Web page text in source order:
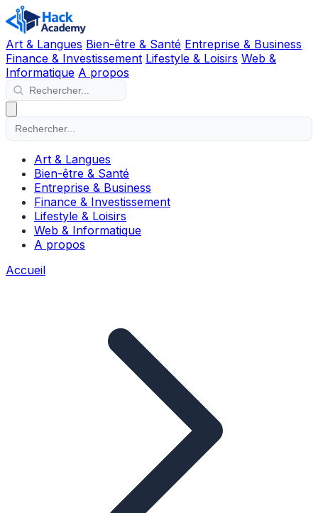
Art & Langues Bien-être & Santé Entreprise & Business
Finance & Investissement Lifestyle & Loisirs Web &
Informatique A propos
Art & Langues
Bien-être & Santé
Entreprise & Business
Finance & Investissement
Lifestyle & Loisirs
Web & Informatique
A propos
Accueil